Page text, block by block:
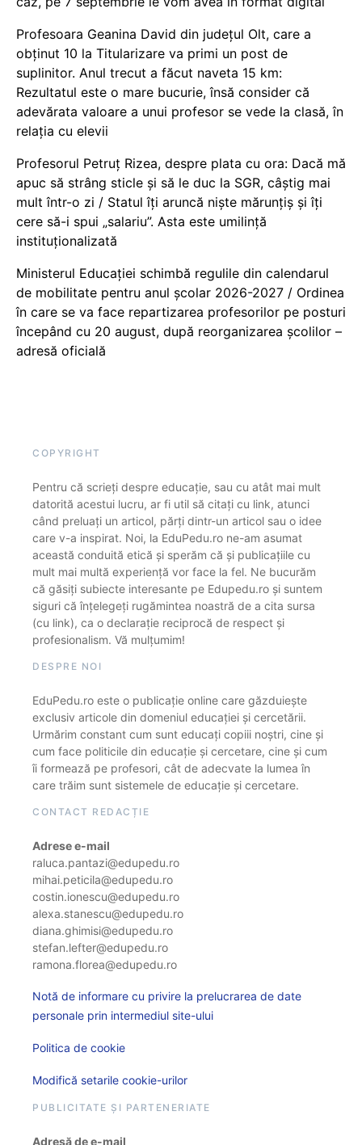
Profesoara Geanina David din județul Olt, care a
obținut 10 la Titularizare va primi un post de
suplinitor. Anul trecut a făcut naveta 15 km:
Rezultatul este o mare bucurie, însă consider că
adevărata valoare a unui profesor se vede la clasă, în
relația cu elevii
Profesorul Petruț Rizea, despre plata cu ora: Dacă mă
apuc să strâng sticle și să le duc la SGR, câștig mai
mult într-o zi / Statul îți aruncă niște mărunțiș și îți
cere să-i spui „salariu”. Asta este umilință
instituționalizată
Ministerul Educației schimbă regulile din calendarul
de mobilitate pentru anul școlar 2026-2027 / Ordinea
în care se va face repartizarea profesorilor pe posturi
începând cu 20 august, după reorganizarea școlilor –
adresă oficială
COPYRIGHT
Pentru că scrieți despre educație, sau cu atât mai mult
datorită acestui lucru, ar fi util să citați cu link, atunci
când preluați un articol, părți dintr-un articol sau o idee
care v-a inspirat. Noi, la EduPedu.ro ne-am asumat
această conduită etică și sperăm că și publicațiile cu
mult mai multă experiență vor face la fel. Ne bucurăm
că găsiți subiecte interesante pe Edupedu.ro și suntem
siguri că înțelegeți rugămintea noastră de a cita sursa
(cu link), ca o declarație reciprocă de respect și
profesionalism. Vă mulțumim!
DESPRE NOI
EduPedu.ro este o publicație online care găzduiește
exclusiv articole din domeniul educației și cercetării.
Urmărim constant cum sunt educați copiii noștri, cine și
cum face politicile din educație și cercetare, cine și cum
îi formează pe profesori, cât de adecvate la lumea în
care trăim sunt sistemele de educație și cercetare.
CONTACT REDACȚIE
Adrese e-mail
raluca.pantazi@edupedu.ro
mihai.peticila@edupedu.ro
costin.ionescu@edupedu.ro
alexa.stanescu@edupedu.ro
diana.ghimisi@edupedu.ro
stefan.lefter@edupedu.ro
ramona.florea@edupedu.ro
Notă de informare cu privire la prelucrarea de date
personale prin intermediul site-ului
Politica de cookie
Modifică setarile cookie-urilor
PUBLICITATE ȘI PARTENERIATE
Adresă de e-mail